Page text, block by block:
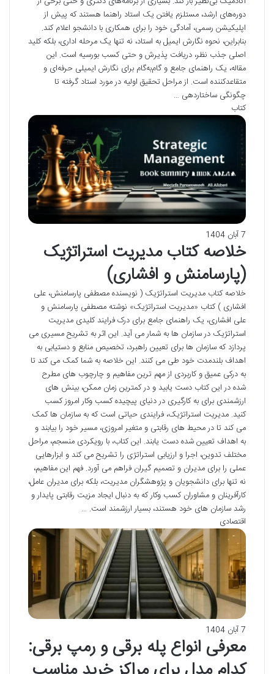
دوره‌های ارشد، مستلزم یافتن یک استاد راهنما هستند که پیش از
اپلیکیشن رسمی، آمادگی خود را برای همکاری با دانشجو اعلام کند.
بنابراین، نحوه نگارش ایمیل به استاد، نه تنها یک مرحله اداری، بلکه کلید
اصلی جذب نظر، دریافت پذیرش و حتی کسب بورسیه است. این
مقاله، یک راهنمای جامع و گام‌به‌گام برای نگارش ایمیلی حرفه‌ای و
متقاعدکننده است. از مراحل تحقیق اولیه در مورد استاد گرفته تا
چگونگی ساختاردهی …
کتاب
7 آبان 1404
خلاصه کتاب مدیریت استراتژیک
(پارسامنش و افشاری)
خلاصه کتاب مدیریت استراتژیک ( نویسنده مصطفی پارسامنش، علی
افشاری ) کتاب «مدیریت استراتژیک» نوشته مصطفی پارسامنش و
علی افشاری، یک راهنمای جامع برای درک فرایند کلیدی مدیریت
استراتژیک در سازمان ها به شمار می آید. این اثر به تشریح مسیری می
پردازد که سازمان ها برای تعیین راهبرد، تخصیص منابع و دستیابی به
اهداف بلندمدت خود طی می کنند. این خلاصه به شما کمک می کند تا
به درکی عمیق و کاربردی از مهم ترین مفاهیم و چارچوب های مطرح
شده در این کتاب دست یابید و در کمترین زمان ممکن، بینش های
ارزشمندی برای به کارگیری در دنیای پیچیده کسب وکار امروز کسب
کنید. مدیریت استراتژیک، فرایندی حیاتی است که به سازمان ها کمک
می کند تا در محیط های رقابتی و متغیر امروزی، مسیر خود را بیابند و
به اهداف تعیین شده دست یابند. این کتاب، با رویکردی منسجم، مراحل
مختلف تدوین، اجرا و ارزیابی استراتژی را تشریح می کند و ابزارهایی
عملی را برای مدیران و تصمیم گیران فراهم می آورد. فهم این مفاهیم،
نه تنها برای دانشجویان و پژوهشگران مدیریت، بلکه برای مدیران عامل،
کارآفرینان و مشاوران کسب وکار که به دنبال ایجاد مزیت رقابتی پایدار و
رشد سازمان های خود هستند، بسیار ارزشمند است. …
اقتصادی
7 آبان 1404
معرفی انواع پله برقی و رمپ برقی: